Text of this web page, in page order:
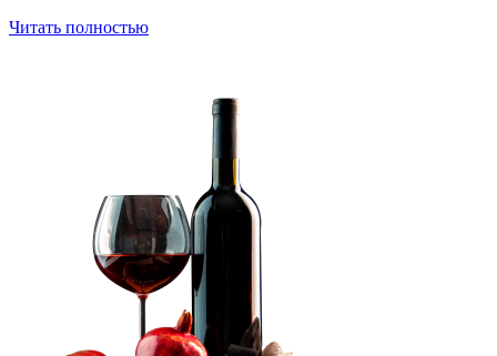
Читать полностью